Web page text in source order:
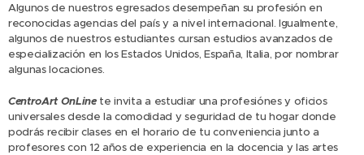
Algunos de nuestros egresados desempeñan su profesión en
reconocidas agencias del país y a nivel internacional. Igualmente,
algunos de nuestros estudiantes cursan estudios avanzados de
especialización en los Estados Unidos, España, Italia, por nombrar
algunas locaciones.
CentroArt OnLine te invita a estudiar una profesiónes y oficios
universales desde la comodidad y seguridad de tu hogar donde
podrás recibir clases en el horario de tu conveniencia junto a
profesores con 12 años de experiencia en la docencia y las artes